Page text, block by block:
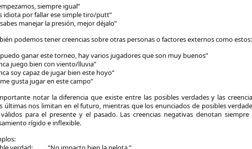
siempre igual”
idiota por fallar ese simple tiro/putt”
manejar la presión, mejor déjalo”
podemos tener creencias sobre otras personas o factores externos como estos:
ganar este torneo, hay varios jugadores que son muy buenos”
juego bien con viento/lluvia”
soy capaz de jugar bien este hoyo”
gusta jugar en este campo”
notar la diferencia que existe entre las posibles verdades y las
últimas nos limitan en el futuro, mientras que los enunciados de posibles
para el presente y el pasado. Las creencias negativas denotan
rígido e inflexible.